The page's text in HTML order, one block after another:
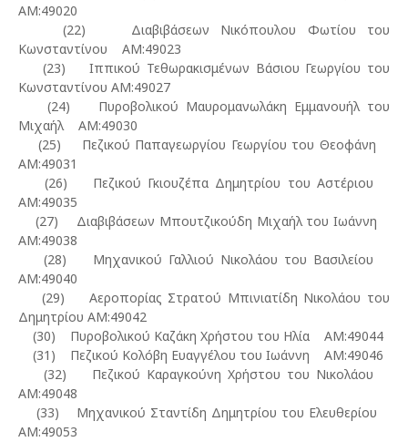
ΑΜ:49020
(22) Διαβιβάσεων Νικόπουλου Φωτίου του
Κωνσταντίνου ΑΜ:49023
(23) Ιππικού Τεθωρακισμένων Βάσιου Γεωργίου του
Κωνσταντίνου ΑΜ:49027
(24) Πυροβολικού Μαυρομανωλάκη Εμμανουήλ του
Μιχαήλ ΑΜ:49030
(25) Πεζικού Παπαγεωργίου Γεωργίου του Θεοφάνη
ΑΜ:49031
(26) Πεζικού Γκιουζέπα Δημητρίου του Αστέριου
ΑΜ:49035
(27) Διαβιβάσεων Μπουτζικούδη Μιχαήλ του Ιωάννη
ΑΜ:49038
(28) Μηχανικού Γαλλιού Νικολάου του Βασιλείου
ΑΜ:49040
(29) Αεροπορίας Στρατού Μπινιατίδη Νικολάου του
Δημητρίου ΑΜ:49042
(30) Πυροβολικού Καζάκη Χρήστου του Ηλία ΑΜ:49044
(31) Πεζικού Κολόβη Ευαγγέλου του Ιωάννη ΑΜ:49046
(32) Πεζικού Καραγκούνη Χρήστου του Νικολάου
ΑΜ:49048
(33) Μηχανικού Σταντίδη Δημητρίου του Ελευθερίου
ΑΜ:49053